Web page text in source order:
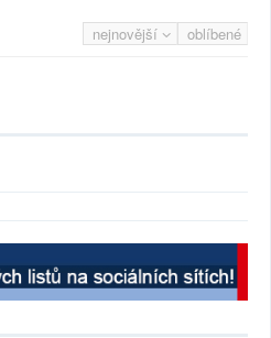
nejnovější oblíbené